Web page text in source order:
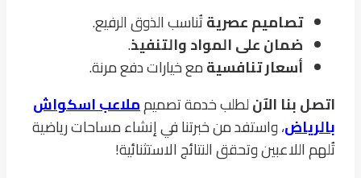
تصاميم عصريةتُناسب الذوق الرفيع.
ضمان على المواد والتنفيذ.
أسعار تنافسيةمع خيارات دفع مرنة.
اتصل بنا الآنلطلب خدمة تصميمملاعب اسكواش
بالرياض، واستفد من خبرتنا في إنشاء مساحات رياضية
تُلهم اللاعبين وتحقق النتائج الاستثنائية!